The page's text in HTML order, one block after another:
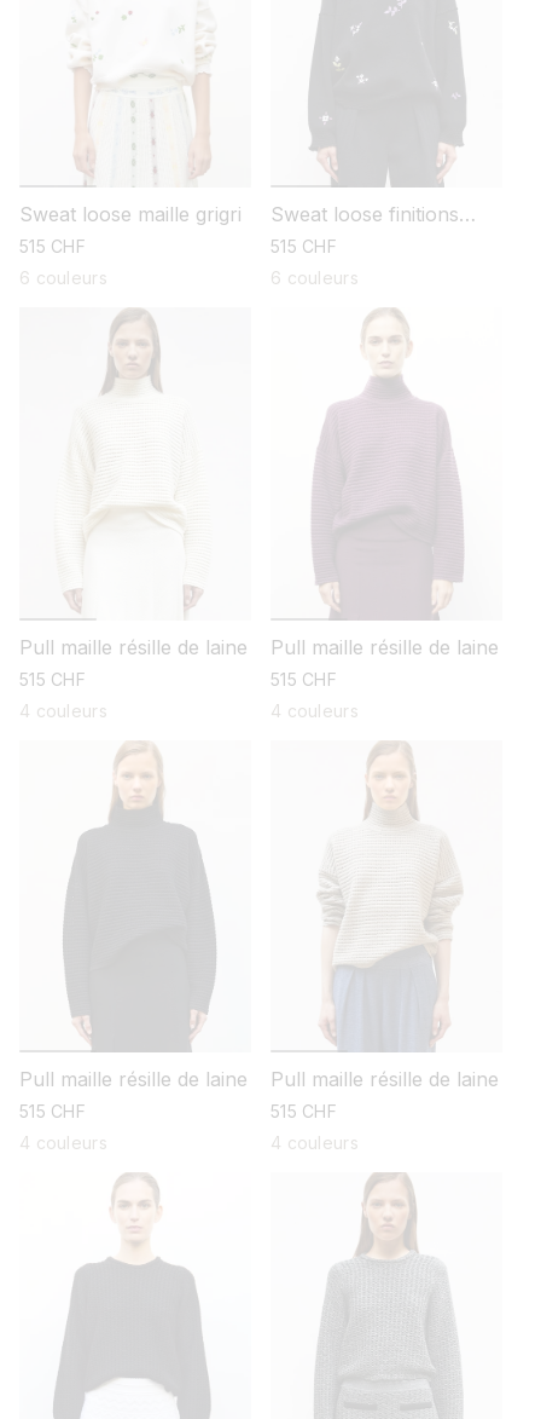
Sweat loose maille grigri
prix
habituel
515 CHF
6 couleurs
Sweat loose finitions
smockées
prix
habituel
515 CHF
6 couleurs
Pull maille résille de laine
prix
habituel
515 CHF
4 couleurs
Pull maille résille de laine
prix
habituel
515 CHF
4 couleurs
Pull maille résille de laine
prix
habituel
515 CHF
4 couleurs
Pull maille résille de laine
prix
habituel
515 CHF
4 couleurs